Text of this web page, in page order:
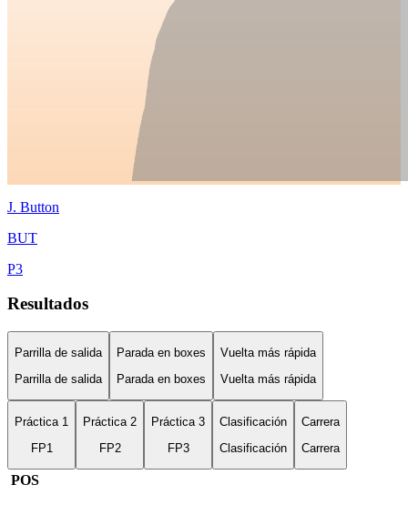
J. Button
BUT
P3
Resultados
Parrilla de salida
Parrilla de salida
Parada en boxes
Parada en boxes
Vuelta más rápida
Vuelta más rápida
Práctica 1
FP1
Práctica 2
FP2
Práctica 3
FP3
Clasificación
Clasificación
Carrera
Carrera
POS